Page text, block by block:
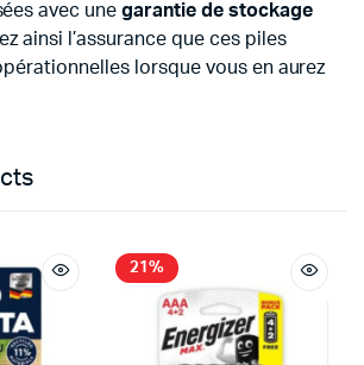
avec unegarantie de stockage
ainsi l’assurance que ces piles
lorsque vous en aurez
21%